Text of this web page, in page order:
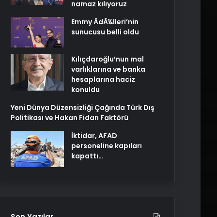
namaz kılıyoruz
Emmy ÃdÃ¼lleri’nin
sunucusu belli oldu
Kılıçdaroğlu’nun mal
varlıklarına ve banka
hesaplarına haciz
konuldu
Yeni Dünya Düzensizliği Çağında Türk Dış
Politikası ve Hakan Fidan Faktörü
İktidar, AFAD
personeline kapıları
kapattı…